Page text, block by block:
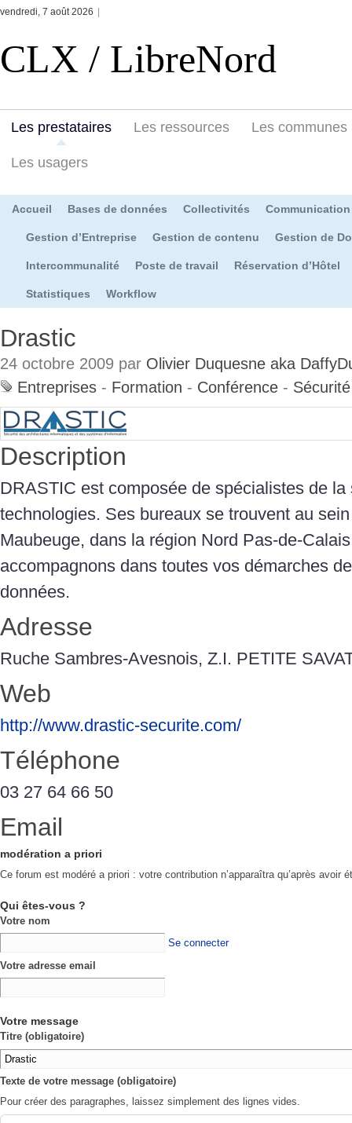
vendredi, 7 août 2026
CLX / LibreNord
Les prestataires Les ressources Les communes
Les usagers
Accueil Bases de données Collectivités Communication
Gestion d’Entreprise Gestion de contenu Gestion de
Intercommunalité Poste de travail Réservation d’Hôtel
Statistiques Workflow
Drastic
24 octobre 2009 par Olivier Duquesne aka
Entreprises - Formation - Conférence - Sécurité
Description
DRASTIC est composée de spécialistes de
technologies. Ses bureaux se trouvent au
Maubeuge, dans la région Nord Pas-de-
accompagnons dans toutes vos démarches
données.
Adresse
Ruche Sambres-Avesnois, Z.I. PETITE
Web
http://www.drastic-securite.com/
Téléphone
03 27 64 66 50
Email
modération a priori
Ce forum est modéré a priori : votre contribution n’apparaîtra qu’après avoir
Qui êtes-vous ?
Votre nom
Se connecter
Votre adresse email
Votre message
Titre (obligatoire)
Texte de votre message (obligatoire)
Pour créer des paragraphes, laissez simplement des lignes vides.